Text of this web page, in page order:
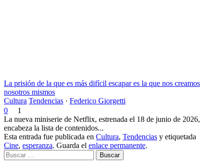
La prisión de la que es más difícil escapar es la que nos creamos
nosotros mismos
Cultura Tendencias · Federico Giorgetti
0
1
La nueva miniserie de Netflix, estrenada el 18 de junio de 2026,
encabeza la lista de contenidos...
Esta entrada fue publicada en Cultura, Tendencias y etiquetada
Cine, esperanza. Guarda el enlace permanente.
Buscar